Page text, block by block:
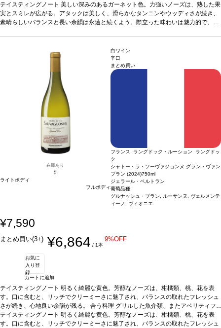
しいバランスと長い余韻は永遠と続くよう。際立った味わ
いは魅力的で、長い熟成のポテンシャルを予感させる。
合う料理グリルした赤身肉、ジビエ、熟成チーズなどと
テージが在庫切れの場合、在庫があり価格が同様の場合は
自動的に次のヴィンテージに変更されます、ご了承くださ
テイスティングノート 美しい深みのあるガーネット色。力強いノーズは、熟した果
実とスミレが広がる。アタックは美しく、滑らかなタンニンやウッディさが続き、
素晴らしいバランスと長い余韻は永遠と続くよう。際立った味わいは魅力的で、長
*本ヴィンテージが在庫切れの場合、在庫があり
価格が同様の場合は自動的に次のヴィンテージに変更されます、ご了承ください。
在庫あり
5
ライトボディ
フルボディ
白ワイン
辛口
まとめ買い
フランス ラングドック・ルーション ラングドッ
ク
シャトー・ラ・ソーヴァジョンヌ グラン・ヴァン
ブラン (2024)750ml
ジェラール・ベルトラン
葡萄品種:
グルナッシュ・ブラン, ルーサンヌ, ヴェルメンテ
ィーノ, ヴィオニエ
¥7,590
まとめ買い(3+) ¥6,864 / 1本
9%OFF
お気に
入り登
録
カートに追加
テイスティングノート 明るく綺麗な黄色。芳醇なノーズは、柑橘類、桃、花を表
す。口に含むと、リッチでクリーミーさに魅了され、バランスの取れたフレッシュ
さが続き、心地良い余韻が残る。 合う料理 グリルした魚介類、またアペリティフ
などと好相性葡萄品種グルナッシュ・ブラン、ルーサンヌ、ヴェルメンティー
ノ、ヴィオニエ認証デメテール、EUROオーガニック*本ヴィンテージが在庫切れ
テイスティングノート 明るく綺麗な黄色。芳醇なノーズは、柑橘類、桃、花を表
す。口に含むと、リッチでクリーミーさに魅了され、バランスの取れたフレッシュ